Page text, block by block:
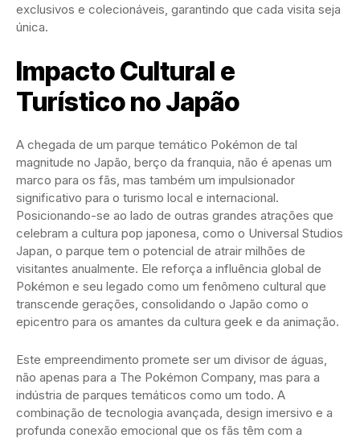
exclusivos e colecionáveis, garantindo que cada visita seja
única.
Impacto Cultural e
Turístico no Japão
A chegada de um parque temático Pokémon de tal
magnitude no Japão, berço da franquia, não é apenas um
marco para os fãs, mas também um impulsionador
significativo para o turismo local e internacional.
Posicionando-se ao lado de outras grandes atrações que
celebram a cultura pop japonesa, como o Universal Studios
Japan, o parque tem o potencial de atrair milhões de
visitantes anualmente. Ele reforça a influência global de
Pokémon e seu legado como um fenômeno cultural que
transcende gerações, consolidando o Japão como o
epicentro para os amantes da cultura geek e da animação.
Este empreendimento promete ser um divisor de águas,
não apenas para a The Pokémon Company, mas para a
indústria de parques temáticos como um todo. A
combinação de tecnologia avançada, design imersivo e a
profunda conexão emocional que os fãs têm com a